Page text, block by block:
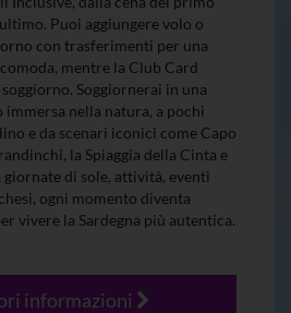
Puoi aggiungere volo o
con trasferimenti per una
mentre la Club Card
Soggiornerai in una
nella natura, a pochi
e da scenari iconici come Capo
la Spiaggia della Cinta e
giornate di sole, attività, eventi
ogni momento diventa
vivere la Sardegna più autentica.
informazioni